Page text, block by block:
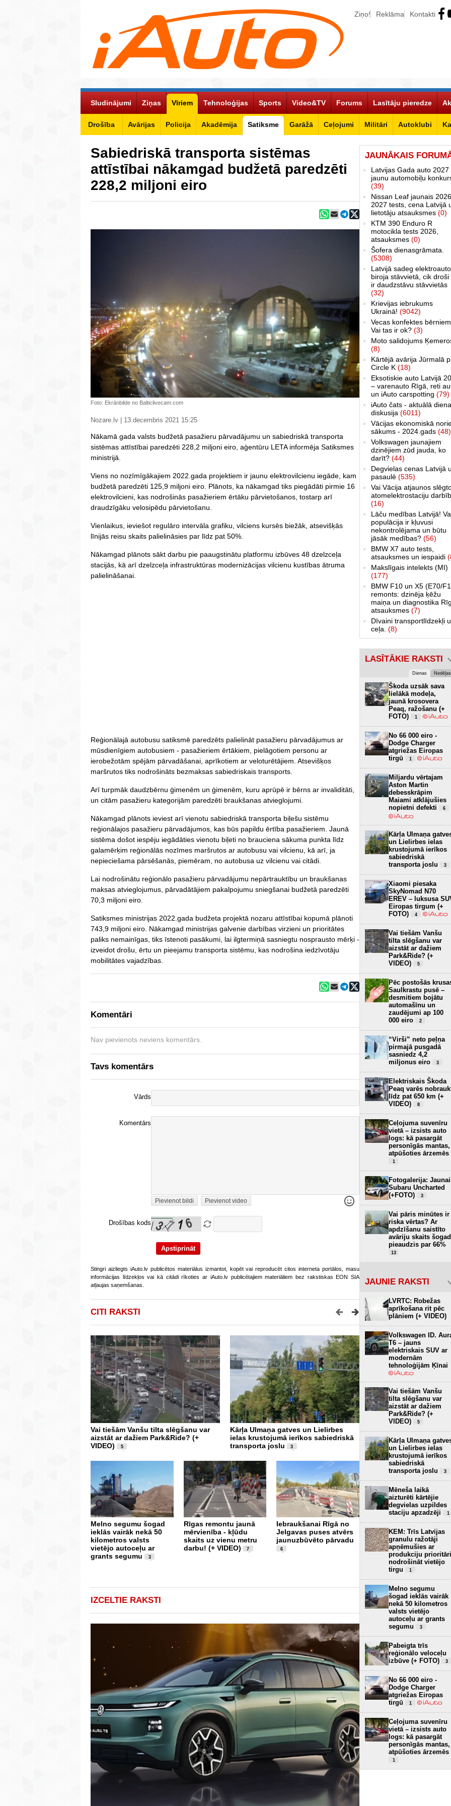
Ziņo! Reklāma Kontakti
Sludinājumi Ziņas Vīriem
Drošība Avārijas Policija Akadēmija Satiksme Garāžā Ceļojumi Militāri Autoklubi
Tehnoloģijas Sports Video&TV Forums Lasītāju pieredze
Sabiedriskā transporta sistēmas
attīstībai nākamgad budžetā paredzēti
228,2 miljoni eiro
Foto: Ekrānbilde no Balticlivecam.com
Nozare.lv | 13.decembris 2021 15:25
Nākamā gada valsts budžetā pasažieru pārvadājumu un sabiedriskā transporta
sistēmas attīstībai paredzēti 228,2 miljoni eiro, aģentūru LETA informēja Satiksmes
ministrijā.
Viens no nozīmīgākajiem 2022.gada projektiem ir jaunu elektrovilcienu iegāde, kam
budžetā paredzēti 125,9 miljoni eiro. Plānots, ka nākamgad tiks piegādāti pirmie 16
elektrovilcieni, kas nodrošinās pasažieriem ērtāku pārvietošanos, tostarp arī
draudzīgāku velosipēdu pārvietošanu.
Vienlaikus, ieviešot regulāro intervāla grafiku, vilciens kursēs biežāk, atsevišķās
līnijās reisu skaits palielināsies par līdz pat 50%.
Nākamgad plānots sākt darbu pie paaugstinātu platformu izbūves 48 dzelzceļa
stacijās, kā arī dzelzceļa infrastruktūras modernizācijas vilcienu kustības ātruma
palielināšanai.
Reģionālajā autobusu satiksmē paredzēts palielināt pasažieru pārvadājumus ar
mūsdienīgiem autobusiem - pasažieriem ērtākiem, pielāgotiem personu ar
ierobežotām spējām pārvadāšanai, aprīkotiem ar veloturētājiem. Atsevišķos
maršrutos tiks nodrošināts bezmaksas sabiedriskais transports.
Arī turpmāk daudzbērnu ģimenēm un ģimenēm, kuru aprūpē ir bērns ar invaliditāti,
un citām pasažieru kategorijām paredzēti braukšanas atvieglojumi.
Nākamgad plānots ieviest arī vienotu sabiedriskā transporta biļešu sistēmu
reģionālajos pasažieru pārvadājumos, kas būs papildu ērtība pasažieriem. Jaunā
sistēma došot iespēju iegādāties vienotu biļeti no brauciena sākuma punkta līdz
galamērķim reģionālās nozīmes maršrutos ar autobusu vai vilcienu, kā arī, ja
nepieciešama pārsēšanās, piemēram, no autobusa uz vilcienu vai citādi.
Lai nodrošinātu reģionālo pasažieru pārvadājumu nepārtrauktību un braukšanas
maksas atvieglojumus, pārvadātājiem pakalpojumu sniegšanai budžetā paredzēti
70,3 miljoni eiro.
Satiksmes ministrijas 2022.gada budžeta projektā nozaru attīstībai kopumā plānoti
743,9 miljoni eiro. Nākamgad ministrijas galvenie darbības virzieni un prioritātes
paliks nemainīgas, tiks īstenoti pasākumi, lai ilgtermiņā sasniegtu nosprausto mērķi -
izveidot drošu, ērtu un pieejamu transporta sistēmu, kas nodrošina iedzīvotāju
mobilitātes vajadzības.
Komentāri
Nav pievienots neviens komentārs.
Tavs komentārs
Vārds
Komentārs
Pievienot bildi Pievienot video
Drošības kods
Stingri aizliegts iAuto.lv publicētos materiālus izmantot, kopēt vai reproducēt citos interneta portālos, masu
informācijas līdzekļos vai kā citādi rīkoties ar iAuto.lv publicētajiem materiāliem bez rakstiskas EON SIA
atļaujas saņemšanas.
CITI RAKSTI
Vai tiešām Vanšu tilta slēgšanu var
aizstāt ar dažiem Park&Ride? (+
VIDEO)
5
Kārļa Ulmaņa gatves un Lielirbes
ielas krustojumā ierīkos sabiedriskā
transporta joslu
3
Melno segumu šogad
ieklās vairāk nekā 50
kilometros valsts
vietējo autoceļu ar
grants segumu
3
Rīgas remontu jaunā
mērvienība - kļūdu
skaits uz vienu metru
darbu! (+ VIDEO)
7
Iebraukšanai Rīgā no
Jelgavas puses atvērs
jaunuzbūvēto pārvadu
6
Ar pēdējā robežkontroles
slēgšanu kravas
iedzīvotāji vairs nevarēs
Latvijas-Baltkrievijas
Jaunais Depo-Spice
krustojums Lielirbes un
Kārļa Ulmaņa gatvē -
vai luksofori ir bīstami
izvietoti? (+ VIDEO)
9
IZCELTIE RAKSTI
JAUNĀKAIS
Latvijas Gada auto 2027
jaunu automobiļu
(39)
Nissan Leaf jaunais
2027 tests, cena Latvijā
lietotāju atsauksmes (0)
KTM 390 Enduro R
motocikla tests 2026,
atsauksmes (0)
Šofera dienasgrāmata.
(5308)
Latvijā sadeg elektroauto
biroja stāvvietā, cik droši
ir daudzstāvu stāvvietās
(32)
Krievijas iebrukums
Ukrainā! (9042)
Vecas konfektes
Vai tas ir ok? (3)
Moto salidojums
(8)
Kārtējā avārija Jūrmalā
Circle K (18)
Eksotiskie auto Latvijā
– varenauto Rīgā, reti
un iAuto carspotting (79)
iAuto čats - aktuālā
diskusija (6011)
Vācijas ekonomiskā
sākums - 2024.gads (48)
Volkswagen jaunajiem
dzinējiem zūd jauda, ko
darīt? (44)
Degvielas cenas Latvijā
pasaulē (535)
Vai Vācija atjaunos
atomelektrostaciju
(16)
Lāču medības Latvijā!
populācija ir kļuvusi
nekontrolējama un būtu
jāsāk medības? (56)
BMW X7 auto tests,
atsauksmes un iespaidi
Makslīgais intelekts (MI)
(177)
BMW F10 un X5 (E70/
remonts: dzinēja ķēžu
maiņa un diagnostika
atsauksmes (7)
Dīvaini transportlīdzekļi
ceļa. (8)
LASĪTĀKIE RAKSTI
Dienas Nedēļas
Škoda uzsāk sava
lielākā modeļa,
jaunā krosovera
Peaq, ražošanu (+
FOTO)
1
No 66 000 eiro -
Dodge Charger
atgriežas Eiropas
tirgū
1
Miljardu vērtajam
Aston Martin
debesskrāpim
Maiami atklājušies
nopietni defekti
6
Kārļa Ulmaņa
un Lielirbes ielas
krustojumā ierīkos
sabiedriskā
transporta joslu
3
Xiaomi piesaka
SkyNomad N70
EREV – luksusa
Eiropas tirgum (+
FOTO)
4
Vai tiešām Vanšu
tilta slēgšanu var
aizstāt ar dažiem
Park&Ride? (+
VIDEO)
5
Pēc postošās
Saulkrastu pusē –
desmitiem bojātu
automašīnu un
zaudējumi ap 100
000 eiro
2
“Virši” neto peļņa
pirmajā pusgadā
sasniedz 4,2
miljonus eiro
3
Elektriskais Škoda
Peaq varēs
līdz pat 650 km (+
VIDEO)
8
Ceļojuma suvenīru
vietā – izsists auto
logs: kā pasargāt
personīgās mantas,
atpūšoties ārzemēs
1
Fotogalerija:
Subaru Uncharted
(+FOTO)
3
Vai pāris minūtes ir
riska vērtas? Ar
apdzīšanu saistīto
avāriju skaits šogad
pieaudzis par 66%
13
JAUNIE RAKSTI
LVRTC: Robežas
aprīkošana rit pēc
plāniem (+ VIDEO)
Volkswagen ID.
T6 – jauns
elektriskais SUV ar
modernām
tehnoloģijām Ķīnai
Vai tiešām Vanšu
tilta slēgšanu var
aizstāt ar dažiem
Park&Ride? (+
VIDEO)
5
Kārļa Ulmaņa
un Lielirbes ielas
krustojumā ierīkos
sabiedriskā
transporta joslu
3
Mēneša laikā
aizturēti kārtējie
degvielas uzpildes
staciju apzadzēji
1
KEM: Trīs Latvijas
granulu ražotāji
apņēmušies ar
produkciju prioritāri
nodrošināt vietējo
tirgu
1
Melno segumu
šogad ieklās vairāk
nekā 50 kilometros
valsts vietējo
autoceļu ar grants
segumu
3
Pabeigta trīs
reģionālo veloceļu
izbūve (+ FOTO)
3
No 66 000 eiro -
Dodge Charger
atgriežas Eiropas
tirgū
1
Ceļojuma suvenīru
vietā – izsists auto
logs: kā pasargāt
personīgās mantas,
atpūšoties ārzemēs
1